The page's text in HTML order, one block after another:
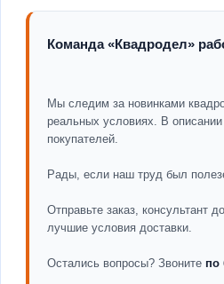
Команда «Квадродел»
Мы следим за новинками
реальных условиях. В
покупателей.
Рады, если наш труд был
Отправьте заказ, консультант
лучшие условия доставки.
Остались вопросы? Звоните по